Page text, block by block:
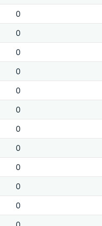
0
0
0
0
0
0
0
0
0
0
0